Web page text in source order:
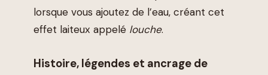
lorsque vous ajoutez de l’eau, créant cet
effet laiteux appelé louche.
Histoire, légendes et ancrage de